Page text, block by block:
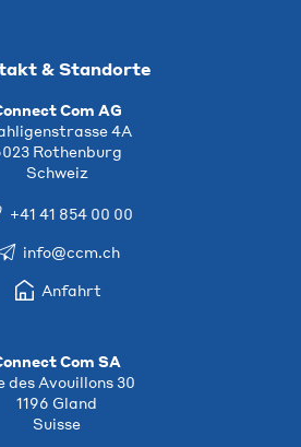
& Standorte
Com AG
4A
Rothenburg
Schweiz
+41 41 854 00 00
info@ccm.ch
Anfahrt
Com SA
des Avouillons 30
1196 Gland
Suisse